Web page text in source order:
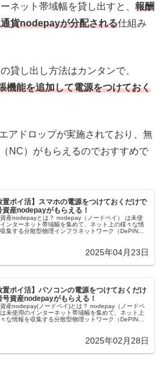
ネット帯域幅を貸し出すと、 報酬
貨nodepayが分配される仕組み
貸し出し方法はカンタンで、
機能を追加して電源をつけておく
アドロップが実施されており、無
NC）がもらえるのでおすすめで
置ポイ活】スマホの電源をつけておくだけで
資産nodepayがもらえる！
産nodepayとは？ nodepay（ノードペイ） は未使
ンターネット帯域幅を集めて、ネット上の様々な情
集する分散型物理インフラネットワーク（DePIN）
2025年04月23日
置ポイ活】パソコンの電源をつけておくだけ
号資産nodepayがもらえる！
産nodepay(ノードペイ)とは？ nodepay（ノードペ
未使用のインターネット帯域幅を集めて、ネット上
な情報を収集する分散型物理ットワーク（DePIN）
2025年02月28日